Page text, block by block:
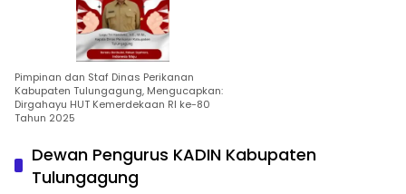
Pimpinan dan Staf Dinas Perikanan
Kabupaten Tulungagung, Mengucapkan:
Dirgahayu HUT Kemerdekaan RI ke-80
Tahun 2025
Dewan Pengurus KADIN Kabupaten
Tulungagung